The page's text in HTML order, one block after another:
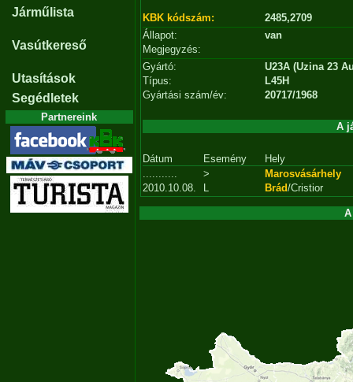
Járműlista
Vasútkereső
Utasítások
Segédletek
Partnereink
KBK kódszám:
2485,2709
Állapot:
van
Megjegyzés:
Gyártó:
U23A (Uzina 23
Típus:
L45H
Gyártási szám/év:
20717/1968
A
Dátum Esemény
Hely
...........
>
Marosvásárhely
2010.10.08.
L Brád/Cristior